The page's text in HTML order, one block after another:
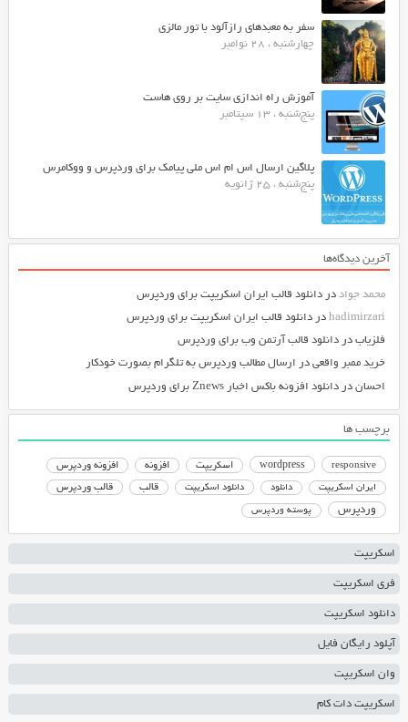
سفر به معبدهای رازآلود با تور مالزی
چهارشنبه ، 28 نوامبر
آموزش راه اندازی سایت بر روی هاست
پنج‌شنبه ، 13 سپتامبر
پلاگین ارسال اس ام اس ملی پیامک برای وردپرس و ووکامرس
پنج‌شنبه ، 25 ژانویه
آخرین دیدگاه‌ها
محمد جواددر دانلود قالب ایران اسکریپت برای وردپرس
hadimirzariدر دانلود قالب ایران اسکریپت برای وردپرس
فلزیابدر دانلود قالب آرتمن وب برای وردپرس
خرید ممبر واقعیدر ارسال مطالب وردپرس به تلگرام بصورت خودکار
احساندر دانلود افزونه باکس اخبار Znews برای وردپرس
برچسب ها
responsive
wordpress اسکریپت افزونه افزونه وردپرس
ایران اسکریپت دانلود دانلود اسکریپت قالب قالب وردپرس
وردپرس پوسته وردپرس
اسکریپت
فری اسکریپت
دانلود اسکریپت
آپلود رایگان فایل
وان اسکریپت
اسکریپت دات کام